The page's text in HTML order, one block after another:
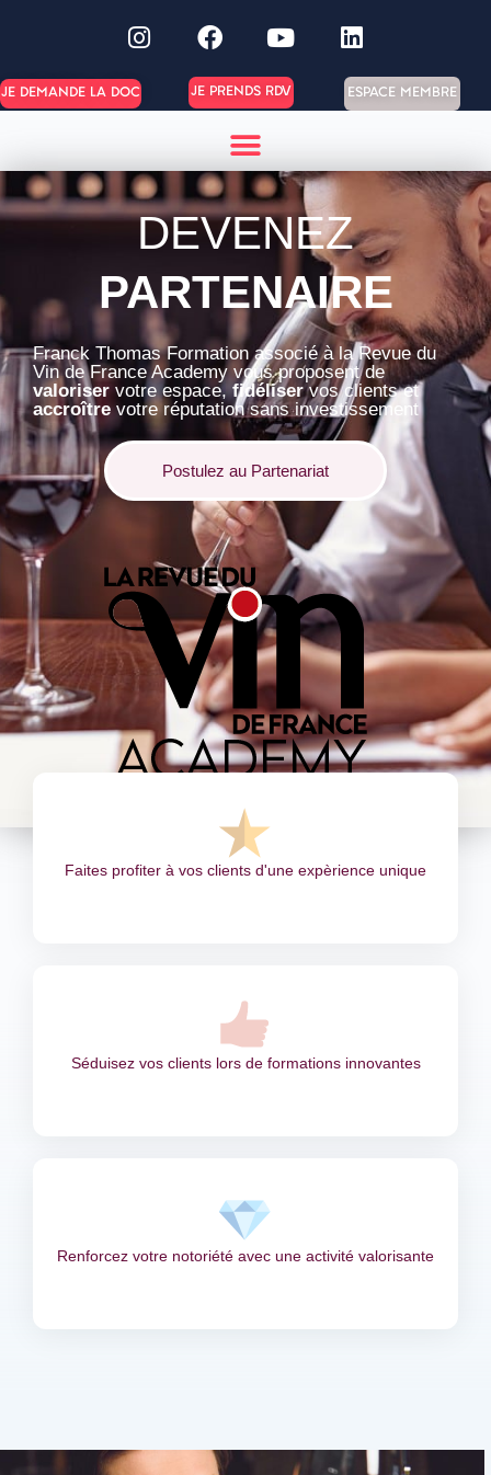
JE DEMANDE LA DOC JE PRENDS RDV ESPACE MEMBRE
DEVENEZ
PARTENAIRE
Franck Thomas Formation associé à la Revue du
Vin de France Academy vous proposent de
valoriser votre espace,fidéliservos clients et
accroîtrevotre réputation sans investissement
Postulez au Partenariat
Faites profiter à vos clients d'une expèrience unique
Séduisez vos clients lors de formations innovantes
Renforcez votre notoriété avec une activité valorisante